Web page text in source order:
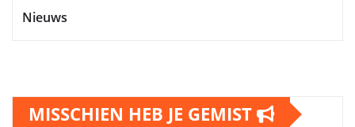
Nieuws
MISSCHIEN HEB JE GEMIST